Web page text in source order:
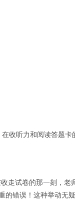
收听力和阅读答题卡
走试卷的那一刻，老
的错误！这种举动无